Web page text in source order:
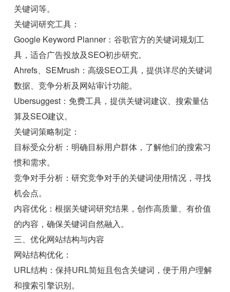
关键词等。
关键词研究工具：
Google Keyword Planner：谷歌官方的关键词规划工
具，适合广告投放及SEO初步研究。
Ahrefs、SEMrush：高级SEO工具，提供详尽的关键词
数据、竞争分析及网站审计功能。
Ubersuggest：免费工具，提供关键词建议、搜索量估
算及SEO建议。
关键词策略制定：
目标受众分析：明确目标用户群体，了解他们的搜索习
惯和需求。
竞争对手分析：研究竞争对手的关键词使用情况，寻找
机会点。
内容优化：根据关键词研究结果，创作高质量、有价值
的内容，确保关键词自然融入。
三、优化网站结构与内容
网站结构优化：
URL结构：保持URL简短且包含关键词，便于用户理解
和搜索引擎识别。